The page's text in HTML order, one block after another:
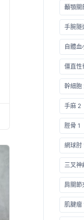
顳顎關
手腕隧
自體血
僵直性
幹細胞
手麻 2
脛骨 1
網球肘
三叉神
肩關節
肌腱瘤